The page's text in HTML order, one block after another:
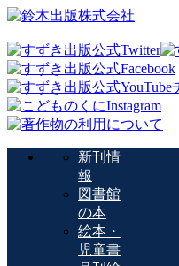
新刊情
報
図書館
の本
絵本・
児童書